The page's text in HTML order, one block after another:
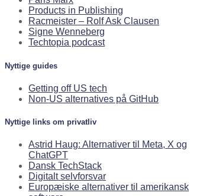
Products in Publishing
Racmeister – Rolf Ask Clausen
Signe Wenneberg
Techtopia podcast
Nyttige guides
Getting off US tech
Non-US alternatives på GitHub
Nyttige links om privatliv
Astrid Haug: Alternativer til Meta, X og
ChatGPT
Dansk TechStack
Digitalt selvforsvar
Europæiske alternativer til amerikansk